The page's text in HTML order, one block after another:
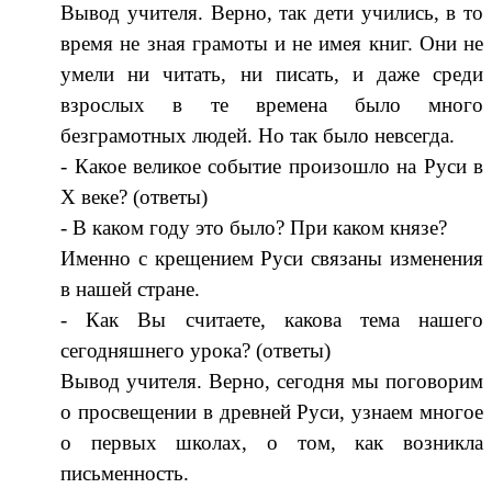
Вывод учителя. Верно, так дети учились, в то
время не зная грамоты и не имея книг. Они не
умели ни читать, ни писать, и даже среди
взрослых в те времена было много
безграмотных людей. Но так было невсегда.
- Какое великое событие произошло на Руси в
X веке? (ответы)
- В каком году это было? При каком князе?
Именно с крещением Руси связаны изменения
в нашей стране.
- Как Вы считаете, какова тема нашего
сегодняшнего урока? (ответы)
Вывод учителя. Верно, сегодня мы поговорим
о просвещении в древней Руси, узнаем многое
о первых школах, о том, как возникла
письменность.